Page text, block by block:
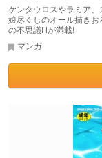
ケンタウロスやラミア
娘尽くしのオール描き
の不思議Hが満載!
マンガ